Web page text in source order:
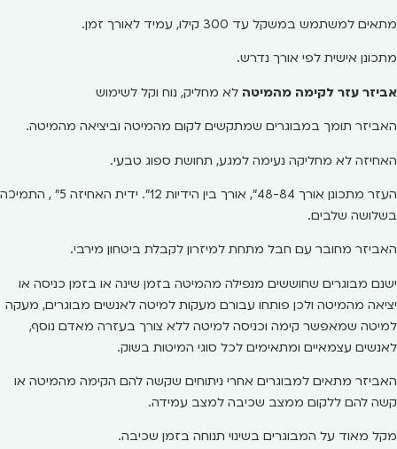
מתאים למשתמש במשקל עד 300 קילו, עמיד לאורך זמן.
מתכונן אישית לפי אורך נדרש.
אביזר עזר לקימה מהמיטה לא מחליק, נוח וקל לשימוש
האביזר תומך במבוגרים שמתקשים לקום מהמיטה וביציאה מהמיטה.
האחיזה לא מחליקה נעימה למגע, תחושת ספוג טבעי.
העזר מתכונן אורך 48-84", אורך בין הידיות 12". ידית האחיזה 5" , התמיכה
בשלושה שלבים.
האביזר מחובר עם חבל מתחת למיזרון לקבלת ביטחון מירבי.
ישנם מבוגרים שחוששים מנפילה מהמיטה בזמן שינה או בזמן כניסה או
יציאה מהמיטה ולכן פותחו עבורם מעקות למיטה לאנשים מבוגרים, מעקה
למיטה שמאפשר קימה וכניסה למיטה ללא צורך בעזרה מאדם נוסף,
לאנשים עצמאיים ומתאימים לכל סוגי המיטות בשוק.
האביזר מתאים למבוגרים אחרי ניתוחים שקשה להם הקימה מהמיטה או
קשה להם ללקום ממצב שכיבה למצב עמידה.
מקל מאוד על המבוגרים בשינוי תנוחה בזמן שכיבה.